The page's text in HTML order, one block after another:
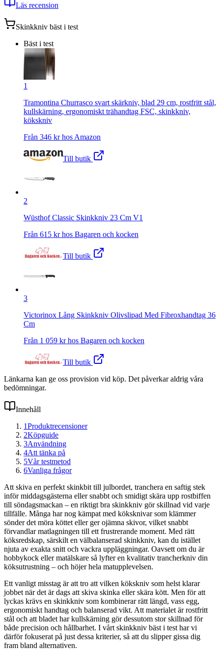
Läs recension
Skinkkniv bäst i test
Bäst i test
1
Tramontina Churrasco svart skärkniv, blad 29 cm, rostfritt stål,
kullskärning, ergonomiskt trähandtag FSC, skinkkniv,
kökskniv
Från 346 kr hos Amazon
Till butik
2
Wüsthof Classic Skinkkniv 23 Cm V1
Från 615 kr hos Bagaren och kocken
Till butik
3
Victorinox Lång Skinkkniv Olivslipad Med Fibroxhandtag 36
Cm
Från 1 059 kr hos Bagaren och kocken
Till butik
Länkarna kan ge oss provision vid köp. Det påverkar aldrig våra
bedömningar.
Innehåll
1Produktrecensioner
2Köpguide
3Användning
4Att tänka på
5Vår testmetod
6Vanliga frågor
Att skiva en perfekt skinkbit till julbordet, tranchera en saftig stek
inför middagsgästerna eller snabbt och smidigt skära upp rostbiffen
till söndagsmackan – en riktigt bra skinkkniv gör skillnad vid varje
tillfälle. Många har nog kämpat med köksknivar som klämmer
sönder det möra köttet eller ger ojämna skivor, vilket snabbt
förvandlar matlagningen till ett frustrerande moment. Med rätt
köksredskap, särskilt en välbalanserad skinkkniv, kan du istället
njuta av exakta snitt och vackra uppläggningar. Oavsett om du är
hobbykock eller matälskare så lyfter en kvalitativ trancherkniv din
köksutrustning – och höjer hela matupplevelsen.
Ett vanligt misstag är att tro att vilken kökskniv som helst klarar
jobbet när det är dags att skiva skinka eller skära kött. Men för att
lyckas krävs en skinkkniv som kombinerar rätt längd, vass egg,
ergonomiskt handtag och balanserad vikt. Att materialet är rostfritt
stål och att bladet har kullskärning gör dessutom stor skillnad för
både precision och hållbarhet. I vårt skinkkniv bäst i test har vi
därför fokuserat på just dessa kriterier, så att du slipper gissa dig
fram bland alternativen.